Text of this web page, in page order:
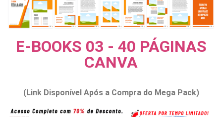
E-BOOKS 03 - 40 PÁGINAS
CANVA
(Link Disponível Após a Compra do Mega Pack)